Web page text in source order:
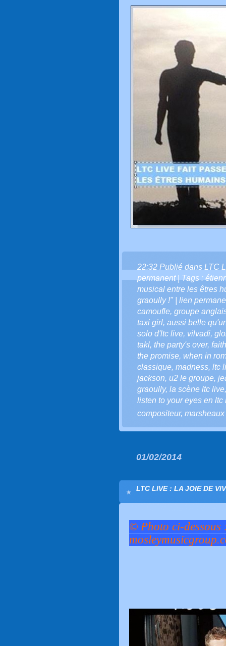
22:32 Publié dans LTC
permanent| Tags :
musical entre les êtres
graoully !" | lien
camoufle, groupe
taxi girl, aussi belle
solo d'ltc live, vilvadi,
takl, the party's over,
the promise, when in
classique, madness, ltc
jackson, u2 le groupe,
graoully, la scène ltc live
listen to your eyes en ltc
compositeur, marsheaux
01/02/2014
LTC LIVE : LA JOIE DE
© Photo ci-dessous